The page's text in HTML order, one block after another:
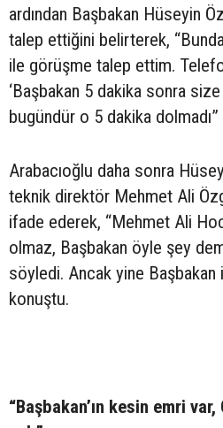
ardından Başbakan Hüseyin
talep ettiğini belirterek,
ile görüşme talep ettim.
‘Başbakan 5 dakika sonra
bugündür o 5 dakika dolmadı”
Arabacıoğlu daha sonra
teknik direktör Mehmet Ali
ifade ederek, “Mehmet Ali
olmaz, Başbakan öyle şey
söyledi. Ancak yine
konuştu.
“Başbakan’ın kesin emri var,